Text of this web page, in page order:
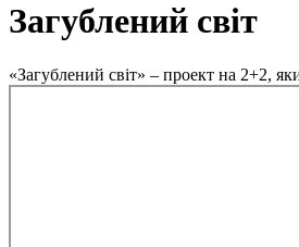
Загублений світ
«Загублений світ» – проект на 2+2,